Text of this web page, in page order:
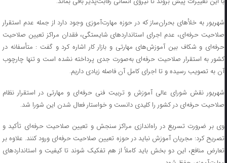
شهریور به خلأهای بحران‌ساز که در حوزه مهارت‌آموزی وجود دارد از جمله عدم استقرار
صلاحیت حرفه‌ای، عدم اجرای استانداردهای شایستگی، فقدان مراکز تعیین صلاحیت
حرفه‌ای و شکاف بین آموزش‌های مهارتی و بازار کار اشاره کرد و گفت : متأسفانه در
کشور به استقرار صلاحیت حرفه‌ای به‌صورت جدی پرداخته نشده است و تنها چارچوب
آن به تصویب رسیده و تا اجرای کامل آن فاصله زیادی داریم.
شهریور نقش شورای عالی آموزش و تربیت فنی حرفه‌ای و مهارتی در استقرار نظام
صلاحیت حرفه‌ای در کشور را کلیدی دانست و خواستار فعال شدن این شورا شد‌.
وی بر ضرورت تسریع در راه‌اندازی مراکز سنجش و تعیین صلاحیت حرفه‌ای تأکید و
تصریح کرد: مجریان آموزش نباید در حوزه تعیین صلاحیت حرفه‌ای ورود کنند. علاوه بر
تعارض منافع، این دو بخش باید کاملاً از هم تفکیک شوند تا کیفیت و استانداردهای